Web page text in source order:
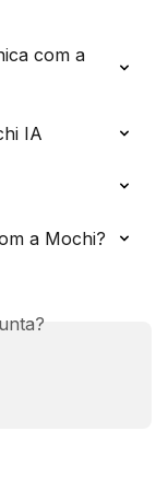
com a
IA
a Mochi?